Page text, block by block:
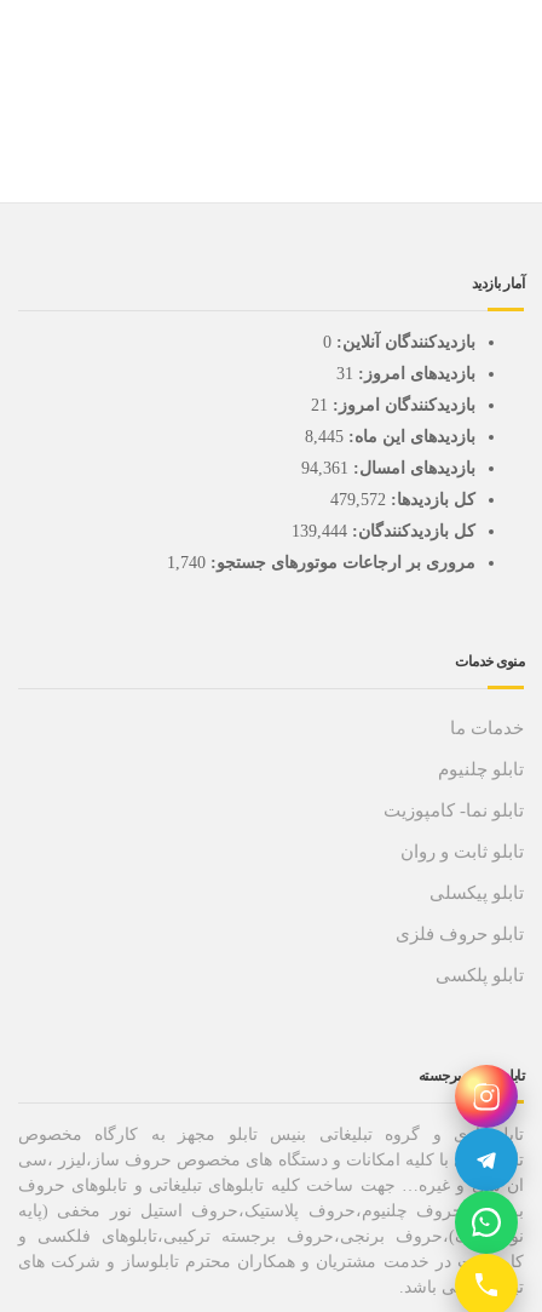
آمار بازدید
بازدیدکنندگان آنلاین: 0
بازدیدهای امروز: 31
بازدیدکنندگان امروز: 21
بازدیدهای این ماه: 8,445
بازدیدهای امسال: 94,361
کل بازدیدها: 479,572
کل بازدیدکنند‌گان: 139,444
مروری بر ارجاعات موتورهای جستجو: 1,740
منوی خدمات
خدمات ما
تابلو چلنیوم
تابلو نما- کامپوزیت
تابلو ثابت و روان
تابلو پیکسلی
تابلو حروف فلزی
تابلو پلکسی
تابلو حروف برجسته
تابلوسازی و گروه تبلیغاتی بنیس تابلو مجهز به کارگاه مخصوص
تابلوسازی با کلیه امکانات و دستگاه های مخصوص حروف ساز،لیزر ،سی
ان سی و غیره… جهت ساخت کلیه تابلوهای تبلیغاتی و تابلوهای حروف
برجسته،حروف چلنیوم،حروف پلاستیک،حروف استیل نور مخفی (پایه
نوراندریک)،حروف برنجی،حروف برجسته ترکیبی،تابلوهای فلکسی و
کامپوزیت در خدمت مشتریان و همکاران محترم تابلوساز و شرکت های
تبلیغاتی می باشد.